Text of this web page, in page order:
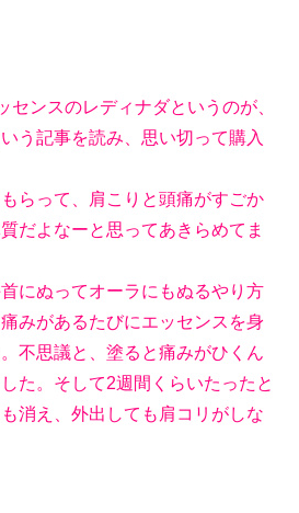
センスのレディナダというのが、
う記事を読み、思い切って購入
らって、肩こりと頭痛がすごか
だよなーと思ってあきらめてま
にぬってオーラにもぬるやり方
みがあるたびにエッセンスを身
不思議と、塗ると痛みがひくん
た。そして2週間くらいたったと
消え、外出しても肩コリがしな